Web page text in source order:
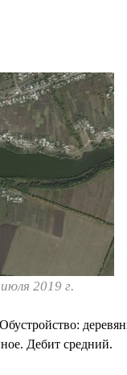
2019 г.
Дебит средний.